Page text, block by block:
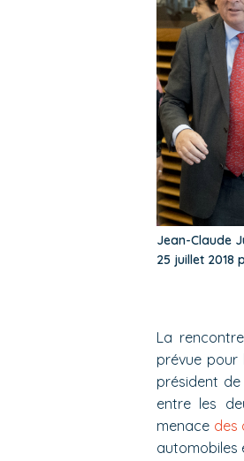
Jean-Claude
25 juillet 2018
La
prévue pour
président
entre les
menace des
automobiles